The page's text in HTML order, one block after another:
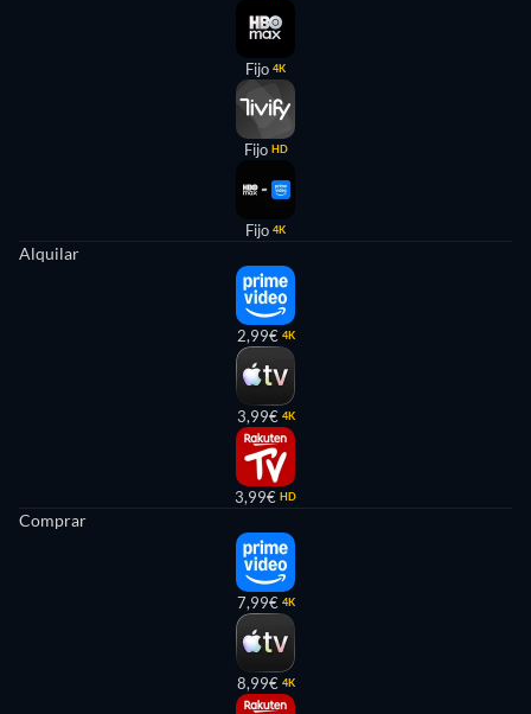
Fijo 4K
Fijo HD
Fijo 4K
Alquilar
2,99€ 4K
3,99€ 4K
3,99€ HD
Comprar
7,99€ 4K
8,99€ 4K